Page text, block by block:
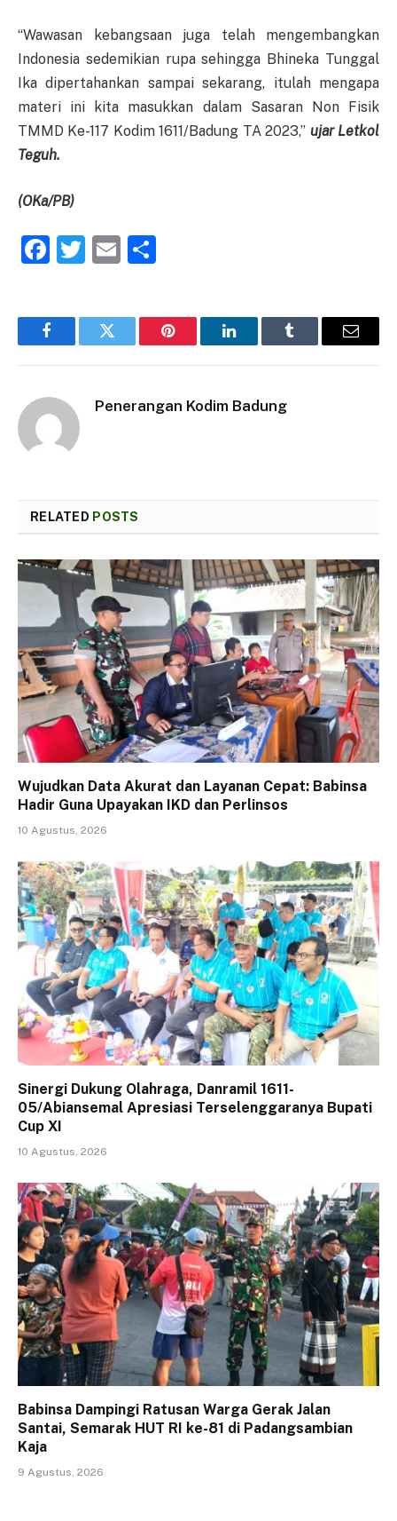
“Wawasan kebangsaan juga telah mengembangkan
Indonesia sedemikian rupa sehingga Bhineka Tunggal
Ika dipertahankan sampai sekarang, itulah mengapa
materi ini kita masukkan dalam Sasaran Non Fisik
TMMD Ke-117 Kodim 1611/Badung TA 2023,” ujar Letkol
Teguh.
(OKa/PB)
Facebook
Twitter
Email
FacebookTwitter Pinterest LinkedInTumblr Email
Penerangan Kodim Badung
RELATED POSTS
Wujudkan Data Akurat dan Layanan Cepat: Babinsa
Hadir Guna Upayakan IKD dan Perlinsos
10 Agustus, 2026
Sinergi Dukung Olahraga, Danramil 1611-
05/Abiansemal Apresiasi Terselenggaranya Bupati
Cup XI
10 Agustus, 2026
Babinsa Dampingi Ratusan Warga Gerak Jalan
Santai, Semarak HUT RI ke-81 di Padangsambian
Kaja
9 Agustus, 2026